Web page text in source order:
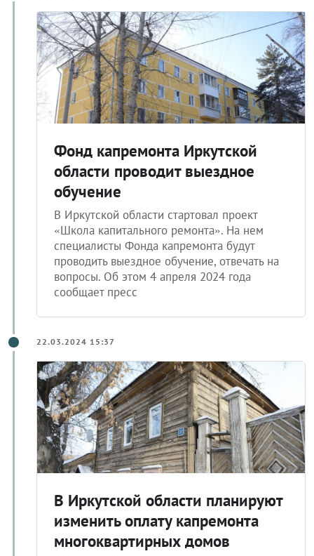
Фонд капремонта Иркутской
области проводит выездное
обучение
В Иркутской области стартовал проект
«Школа капитального ремонта». На нем
специалисты Фонда капремонта будут
проводить выездное обучение, отвечать на
вопросы. Об этом 4 апреля 2024 года
сообщает пресс
22.03.2024 15:37
В Иркутской области планируют
изменить оплату капремонта
многоквартирных домов